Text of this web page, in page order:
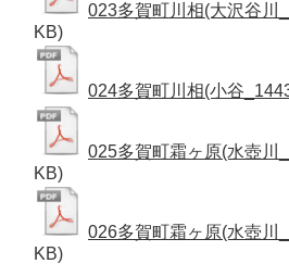
023多賀町川相(大沢谷川
KB)
024多賀町川相(小谷
025多賀町霜ヶ原(水壺川
KB)
026多賀町霜ヶ原(水壺川
KB)